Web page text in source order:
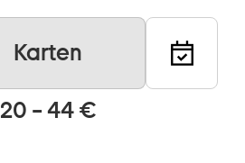
Karten
20 – 44 €